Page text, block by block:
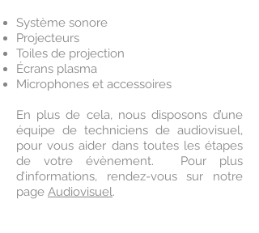
Système sonore
Projecteurs
Toiles de projection
Écrans plasma
Microphones et accessoires
En plus de cela, nous disposons d’une
équipe de techniciens de audiovisuel,
pour vous aider dans toutes les étapes
de votre évènement. Pour plus
d’informations, rendez-vous sur notre
page Audiovisuel.